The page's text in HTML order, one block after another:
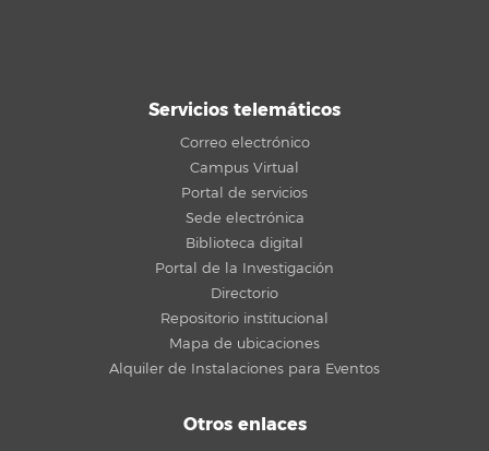
Servicios telemáticos
Correo electrónico
Campus Virtual
Portal de servicios
Sede electrónica
Biblioteca digital
Portal de la Investigación
Directorio
Repositorio institucional
Mapa de ubicaciones
Alquiler de Instalaciones para Eventos
Otros enlaces